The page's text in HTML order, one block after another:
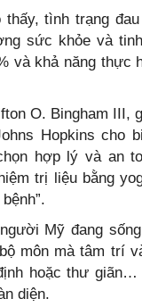
thấy, tình trạng
sức khỏe và
và khả năng
O. Bingham III,
Hopkins cho
hợp lý và an
trị liệu bằng
Mỹ đang
môn mà tâm
hoặc thư
diện.